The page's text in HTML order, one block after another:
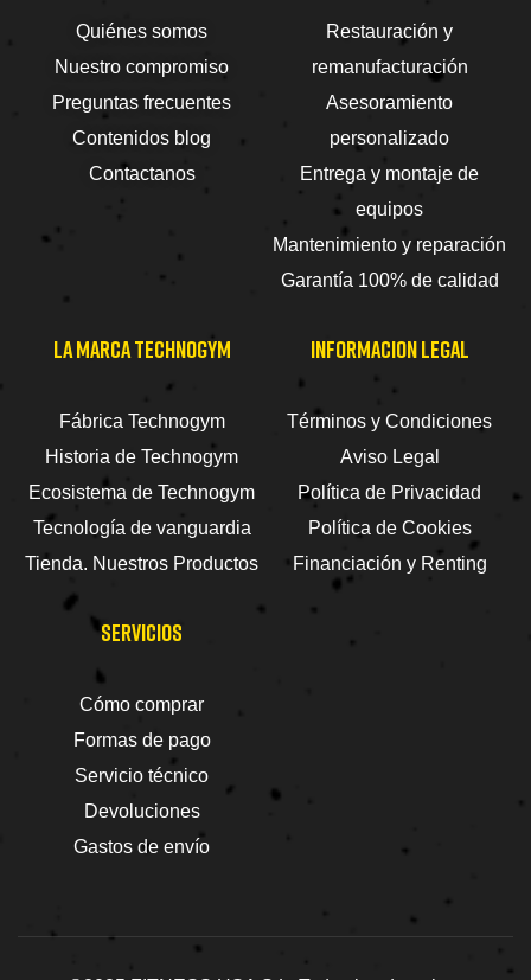
Quiénes somos
Nuestro compromiso
Preguntas frecuentes
Contenidos blog
Contactanos
Restauración y
remanufacturación
Asesoramiento
personalizado
Entrega y montaje de
equipos
Mantenimiento y reparación
Garantía 100% de calidad
LA MARCA TECHNOGYM
Fábrica Technogym
Historia de Technogym
Ecosistema de Technogym
Tecnología de vanguardia
Tienda. Nuestros Productos
INFORMACION LEGAL
Términos y Condiciones
Aviso Legal
Política de Privacidad
Política de Cookies
Financiación y Renting
SERVICIOS
Cómo comprar
Formas de pago
Servicio técnico
Devoluciones
Gastos de envío